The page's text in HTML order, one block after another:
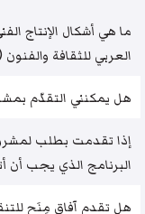
ما هي أشكال الإنتاج
العربي للثقافة
هل يمكنني التقدّم
إذا تقدمت بطلب
البرنامج الذي يجب أن
هل تقدم آفاق مِنَح